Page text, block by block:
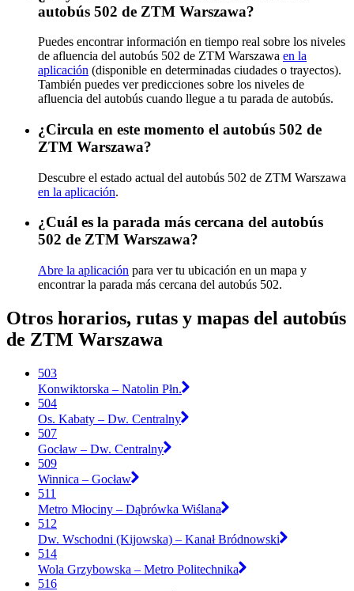
autobús 502 de ZTM Warszawa?
Puedes encontrar información en tiempo real sobre los niveles
de afluencia del autobús 502 de ZTM Warszawa en la
aplicación (disponible en determinadas ciudades o trayectos).
También puedes ver predicciones sobre los niveles de
afluencia del autobús cuando llegue a tu parada de autobús.
¿Circula en este momento el autobús 502 de
ZTM Warszawa?
Descubre el estado actual del autobús 502 de ZTM Warszawa
en la aplicación.
¿Cuál es la parada más cercana del autobús
502 de ZTM Warszawa?
Abre la aplicación para ver tu ubicación en un mapa y
encontrar la parada más cercana del autobús 502.
Otros horarios, rutas y mapas del autobús
de ZTM Warszawa
503
Konwiktorska – Natolin Płn.
504
Os. Kabaty – Dw. Centralny
507
Gocław – Dw. Centralny
509
Winnica – Gocław
511
Metro Młociny – Dąbrówka Wiślana
512
Dw. Wschodni (Kijowska) – Kanał Bródnowski
514
Wola Grzybowska – Metro Politechnika
516